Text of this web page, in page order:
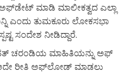
ಮಾಡಿ ಮಾಲೀಕತ್ವದ ಎಲ್ಲಾ
ಎಂದು ತುಮಕೂರು ಲೋಕಸಭಾ
ಸಂದೇಶ ನೀಡಿದ್ದಾರೆ.
ಚರಂಡಿಯ ಮಾಹಿತಿಯನ್ನು ಅಫ್
ರೀತಿ ಅಫ್‌ಲೋಡ್ ಮಾಡಲು